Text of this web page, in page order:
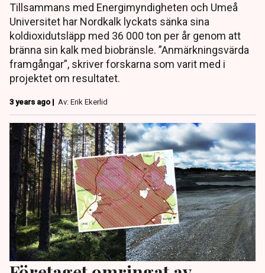
Tillsammans med Energimyndigheten och Umeå
Universitet har Nordkalk lyckats sänka sina
koldioxidutsläpp med 36 000 ton per år genom att
bränna sin kalk med biobränsle. ”Anmärkningsvärda
framgångar”, skriver forskarna som varit med i
projektet om resultatet.
3 years ago | Av: Erik Ekerlid